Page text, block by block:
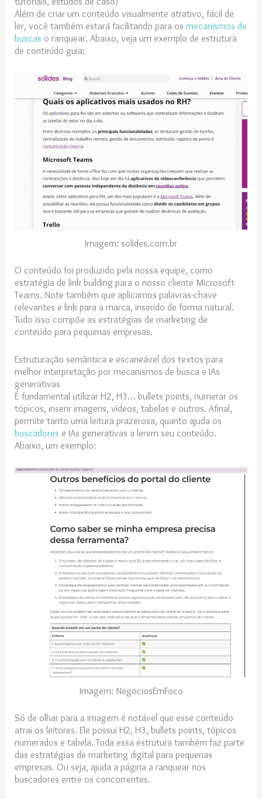
Além de criar um conteúdo visualmente atrativo, fácil de
ler, você também estará facilitando para osmecanismos de
buscas o ranquear. Abaixo, veja um exemplo de estrutura
de conteúdo guia:
Imagem: solides.com.br
O conteúdo foi produzido pela nossa equipe, como
estratégia de link building para o nosso cliente Microsoft
Teams. Note também que aplicamos palavras-chave
relevantes e link para a marca, inserido de forma natural.
Tudo isso compõe as estratégias de marketing de
conteúdo para pequenas empresas.
Estruturação semântica e escaneável dos textos para
melhor interpretação por mecanismos de busca e IAs
generativas
É fundamental utilizar H2, H3… bullets points, numerar os
tópicos, inserir imagens, vídeos, tabelas e outros. Afinal,
permite tanto uma leitura prazerosa, quanto ajuda os
buscadores e IAs generativas a lerem seu conteúdo.
Abaixo, um exemplo:
Imagem: NegociosEmFoco
Só de olhar para a imagem é notável que esse conteúdo
atrai os leitores. Ele possui H2, H3, bullets points, tópicos
numerados e tabela. Toda essa estrutura também faz parte
das estratégias de marketing digital para pequenas
empresas. Ou seja, ajuda a página a ranquear nos
buscadores entre os concorrentes.